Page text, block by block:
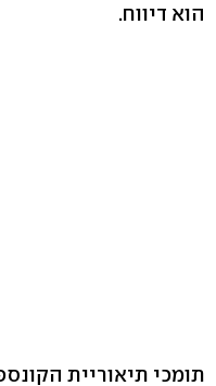
הוא דיווח.
תומכי תיאוריית